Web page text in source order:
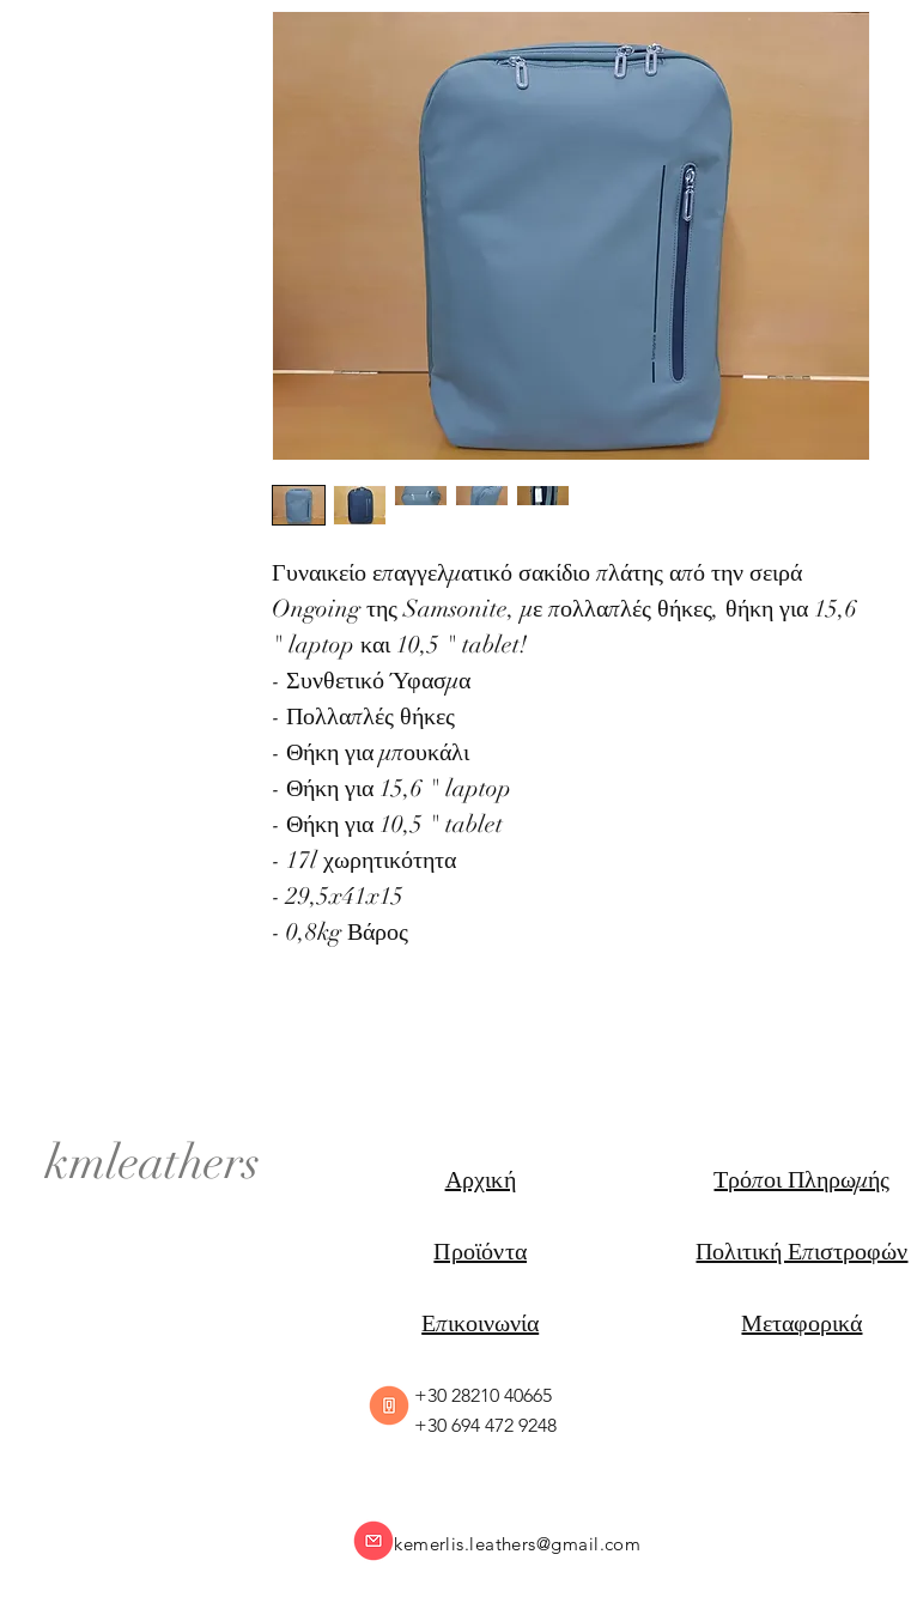
Γυναικείο επαγγελματικό σακίδιο πλάτης από την σειρά
Ongoing της Samsonite, με πολλαπλές θήκες, θήκη για 15,6
" laptop και 10,5 " tablet!
- Συνθετικό Ύφασμα
- Πολλαπλές θήκες
- Θήκη για μπουκάλι
- Θήκη για 15,6 " laptop
- Θήκη για 10,5 " tablet
- 17l χωρητικότητα
- 29,5x41x15
- 0,8kg Βάρος
kmleathers Αρχική
Προϊόντα
Επικοινωνία
+30 28210 40665
+30 694 472 9248
kemerlis.leathers@gmail.com
Τρόποι Πληρωμής
Πολιτική Επιστροφών
Μεταφορικά